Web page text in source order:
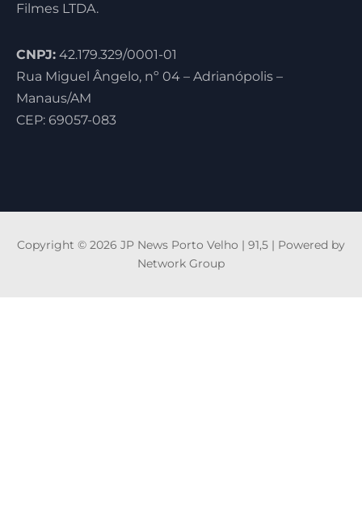
Filmes LTDA.
CNPJ: 42.179.329/0001-01
Rua Miguel Ângelo, nº 04 – Adrianópolis –
Manaus/AM
CEP: 69057-083
Copyright © 2026 JP News Porto Velho | 91,5 | Powered by
Network Group